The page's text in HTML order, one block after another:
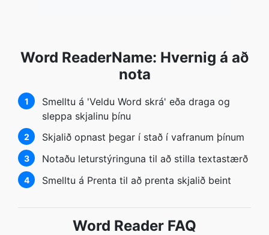
Word ReaderName: Hvernig á að
nota
1
Smelltu á 'Veldu Word skrá' eða draga og
sleppa skjalinu þínu
2 Skjalið opnast þegar í stað í vafranum þínum
3 Notaðu leturstýringuna til að stilla textastærð
4 Smelltu á Prenta til að prenta skjalið beint
Word Reader FAQ